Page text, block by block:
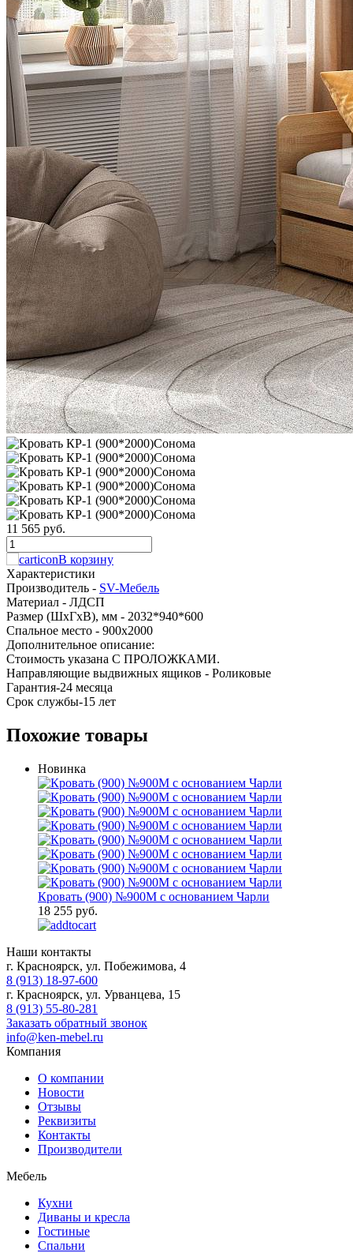
11 565 руб.
В корзину
Характеристики
Производитель - SV-Мебель
Материал - ЛДСП
Размер (ШхГхВ), мм - 2032*940*600
Спальное место - 900x2000
Дополнительное описание:
Стоимость указана С ПРОЛОЖКАМИ.
Направляющие выдвижных ящиков - Роликовые
Гарантия-24 месяца
Срок службы-15 лет
Похожие товары
Новинка
Кровать (900) №900М с основанием Чарли
18 255 руб.
Наши контакты
г. Красноярск, ул. Побежимова, 4
8 (913) 18-97-600
г. Красноярск, ул. Урванцева, 15
8 (913) 55-80-281
Заказать обратный звонок
info@ken-mebel.ru
Компания
О компании
Новости
Отзывы
Реквизиты
Контакты
Производители
Мебель
Кухни
Диваны и кресла
Гостиные
Спальни